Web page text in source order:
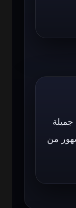
جميلة
من